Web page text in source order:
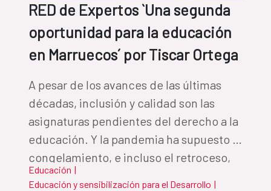
RED de Expertos `Una segunda
oportunidad para la educación
en Marruecos´ por Tiscar Ortega
A pesar de los avances de las últimas
décadas, inclusión y calidad son las
asignaturas pendientes del derecho a la
educación. Y la pandemia ha supuesto el
congelamiento, e incluso el retroceso,
del camino recorrido hasta ahora
Educación |
Educación y sensibilización para el Desarrollo |